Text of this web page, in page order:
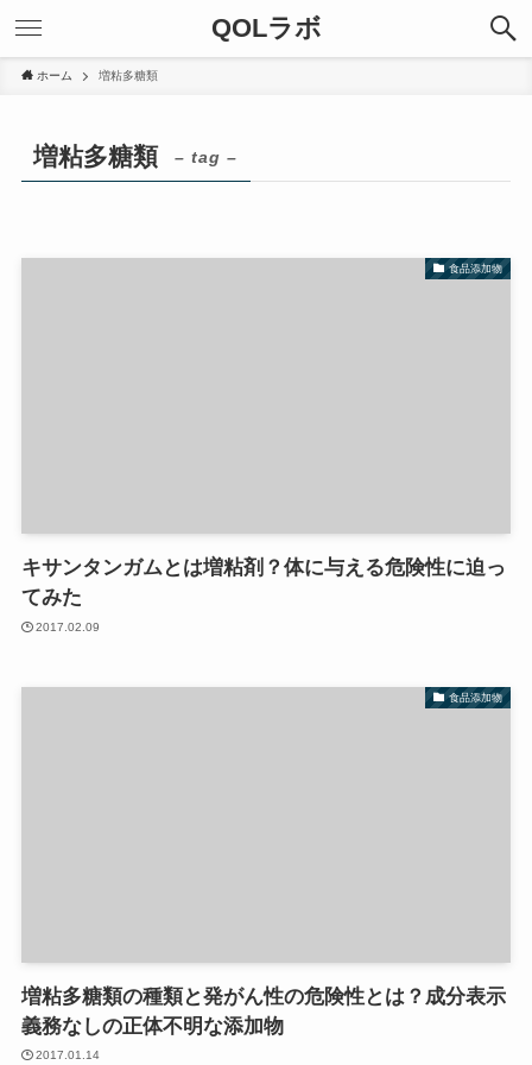
QOLラボ
ホーム 増粘多糖類
増粘多糖類 – tag –
食品添加物
キサンタンガムとは増粘剤？体に与える危険性に迫っ
てみた
2017.02.09
食品添加物
増粘多糖類の種類と発がん性の危険性とは？成分表示
義務なしの正体不明な添加物
2017.01.14